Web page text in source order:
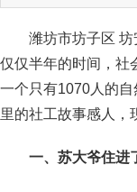
潍坊市坊子区
仅仅半年的时间，社
一个只有1070人的
里的社工故事感人，
一、苏大爷住进